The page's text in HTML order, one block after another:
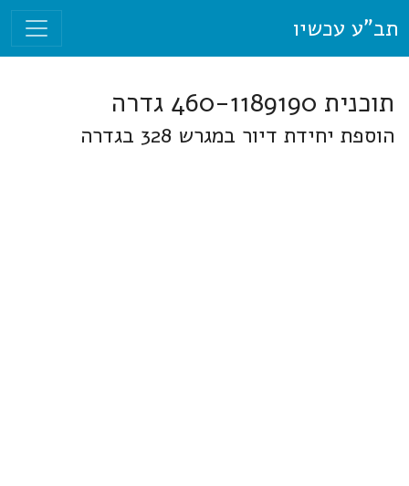
תב"ע עכשיו
תוכנית 460-1189190 גדרה
הוספת יחידת דיור במגרש 328 בגדרה